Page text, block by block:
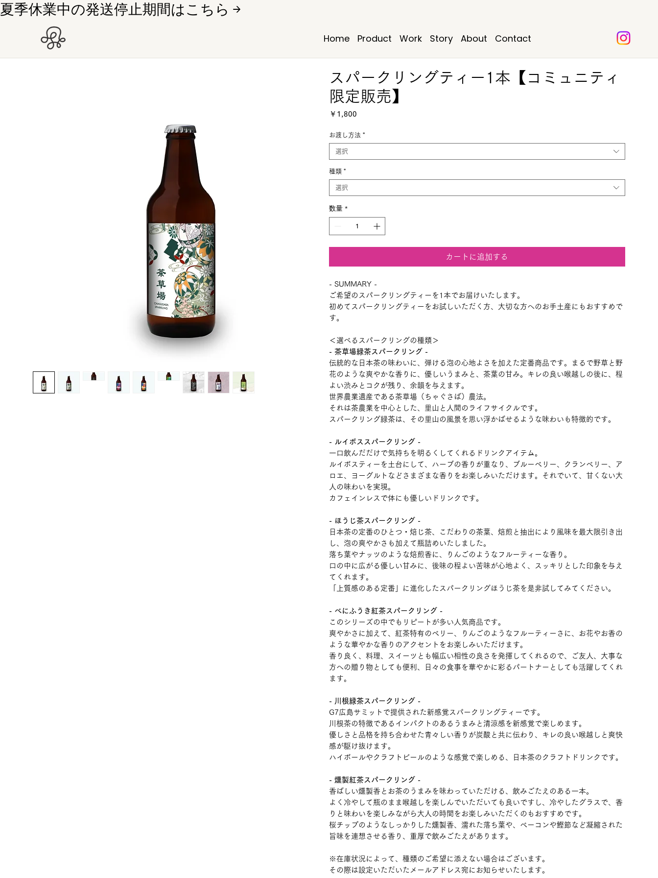
夏季休業中の発送停止期間はこちら →
Home Product Work Story About Contact
スパークリングティー1本【コミュニティ
限定販売】
￥1,800
お渡し方法 *
選択
種類 *
選択
数量 *
カートに追加する
- SUMMARY -
ご希望のスパークリングティーを1本でお届けいたします。
初めてスパークリングティーをお試しいただく方、大切な方へのお手土産にもおすすめで
す。
＜選べるスパークリングの種類＞
- 茶草場緑茶スパークリング -
伝統的な日本茶の味わいに、弾ける泡の心地よさを加えた定番商品です。まるで野草と野
花のような爽やかな香りに、優しいうまみと、茶葉の甘み。キレの良い喉越しの後に、程
よい渋みとコクが残り、余韻を与えます。
世界農業遺産である茶草場（ちゃぐさば）農法。
それは茶農業を中心とした、里山と人間のライフサイクルです。
スパークリング緑茶は、その里山の風景を思い浮かばせるような味わいも特徴的です。
- ルイボススパークリング -
一口飲んだだけで気持ちを明るくしてくれるドリンクアイテム。
ルイボスティーを土台にして、ハーブの香りが重なり、ブルーベリー、クランベリー、ア
ロエ、ヨーグルトなどさまざまな香りをお楽しみいただけます。それでいて、甘くない大
人の味わいを実現。
カフェインレスで体にも優しいドリンクです。
- ほうじ茶スパークリング -
日本茶の定番のひとつ・焙じ茶、こだわりの茶葉、焙煎と抽出により風味を最大限引き出
し、泡の爽やかさも加えて瓶詰めいたしました。
落ち葉やナッツのような焙煎香に、りんごのようなフルーティーな香り。
口の中に広がる優しい甘みに、後味の程よい苦味が心地よく、スッキリとした印象を与え
てくれます。
「上質感のある定番」に進化したスパークリングほうじ茶を是非試してみてください。
- べにふうき紅茶スパークリング -
このシリーズの中でもリピートが多い人気商品です。
爽やかさに加えて、紅茶特有のベリー、りんごのようなフルーティーさに、お花やお香の
ような華やかな香りのアクセントをお楽しみいただけます。
香り良く、料理、スイーツとも幅広い相性の良さを発揮してくれるので、ご友人、大事な
方への贈り物としても便利、日々の食事を華やかに彩るパートナーとしても活躍してくれ
ます。
- 川根緑茶スパークリング -
G7広島サミットで提供された新感覚スパークリングティーです。
川根茶の特徴であるインパクトのあるうまみと清涼感を新感覚で楽しめます。
優しさと品格を持ち合わせた青々しい香りが炭酸と共に伝わり、キレの良い喉越しと爽快
感が駆け抜けます。
ハイボールやクラフトビールのような感覚で楽しめる、日本茶のクラフトドリンクです。
- 燻製紅茶スパークリング -
香ばしい燻製香とお茶のうまみを味わっていただける、飲みごたえのある一本。
よく冷やして瓶のまま喉越しを楽しんでいただいても良いですし、冷やしたグラスで、香
りと味わいを楽しみながら大人の時間をお楽しみいただくのもおすすめです。
桜チップのようなしっかりした燻製香、濡れた落ち葉や、ベーコンや鰹節など凝縮された
旨味を連想させる香り、重厚で飲みごたえがあります。
※在庫状況によって、種類のご希望に添えない場合はございます。
その際は設定いただいたメールアドレス宛にお知らせいたします。